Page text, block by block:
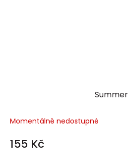
Summer
Momentálně nedostupné
155 Kč